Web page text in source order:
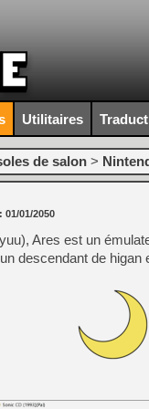
Utilitaires
de salon >
01/01/2050
Ares est un
descendant de